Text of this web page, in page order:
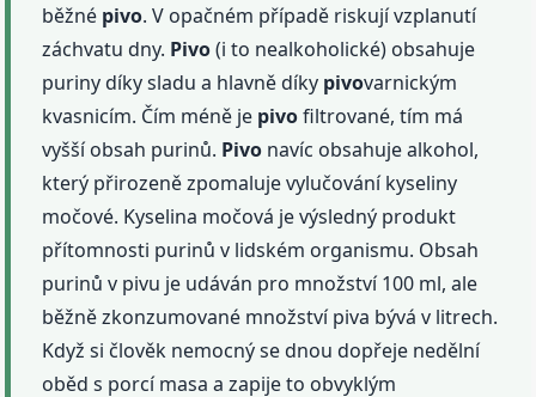
běžné pivo. V opačném případě riskují vzplanutí
záchvatu dny. Pivo(i to nealkoholické) obsahuje
puriny díky sladu a hlavně díky pivovarnickým
kvasnicím. Čím méně je pivofiltrované, tím má
vyšší obsah purinů. Pivo navíc obsahuje alkohol,
který přirozeně zpomaluje vylučování kyseliny
močové. Kyselina močová je výsledný produkt
přítomnosti purinů v lidském organismu. Obsah
purinů v pivu je udáván pro množství 100 ml, ale
běžně zkonzumované množství piva bývá v litrech.
Když si člověk nemocný se dnou dopřeje nedělní
oběd s porcí masa a zapije to obvyklým